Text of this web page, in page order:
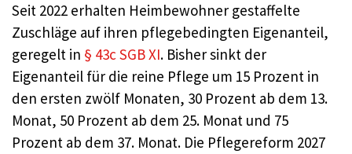
Seit 2022 erhalten Heimbewohner gestaffelte
Zuschläge auf ihren pflegebedingten Eigenanteil,
geregelt in § 43c SGB XI. Bisher sinkt der
Eigenanteil für die reine Pflege um 15 Prozent in
den ersten zwölf Monaten, 30 Prozent ab dem 13.
Monat, 50 Prozent ab dem 25. Monat und 75
Prozent ab dem 37. Monat. Die Pflegereform 2027